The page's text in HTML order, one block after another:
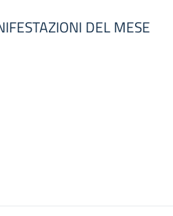
DEL MESE